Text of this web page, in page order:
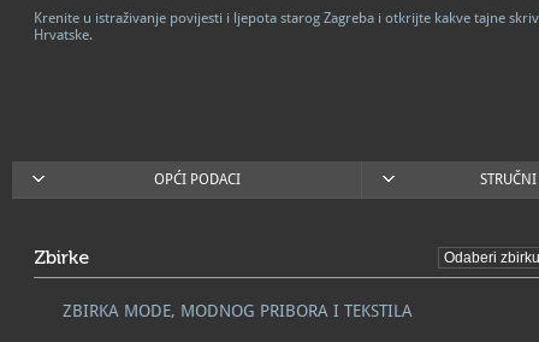
Krenite u istraživanje povijesti i ljepota starog Zagreba i otkrijte kakve tajne
Hrvatske.
OPĆI PODACI
Zbirke
ZBIRKA MODE, MODNOG PRIBORA I TEKSTILA